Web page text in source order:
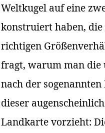
Weltkugel auf eine
konstruiert haben,
richtigen
fragt, warum man die
nach der
dieser
Landkarte vorzieht: